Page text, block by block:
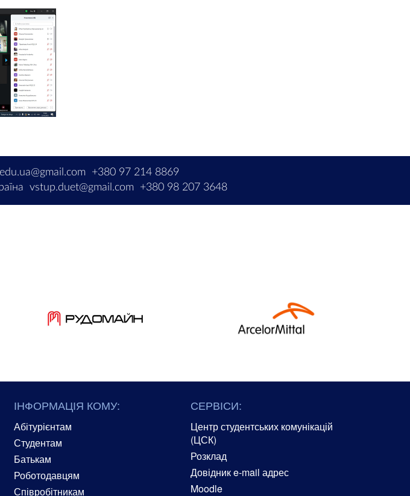
+380 97 214 8869
vstup.duet@gmail.com +380 98 207 3648
ІНФОРМАЦІЯ КОМУ:
Абітурієнтам
Студентам
Батькам
Роботодавцям
Співробітникам
СЕРВІСИ:
Центр студентських комунікацій
(ЦСК)
Розклад
Довідник e-mail адрес
Moodle